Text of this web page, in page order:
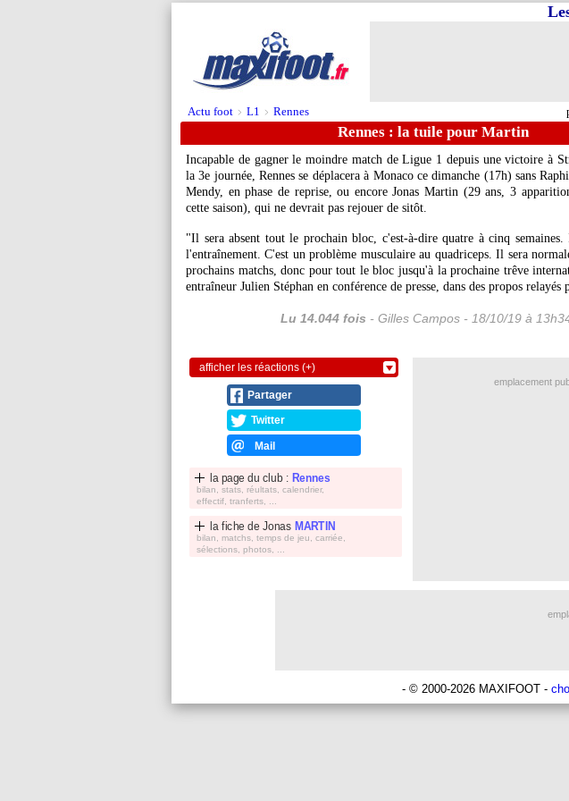
Actu foot > L1 > Rennes
Rennes : la tuile pour Martin
Incapable de gagner le moindre match de Ligue 1 depuis une victoire à
la 3e journée, Rennes se déplacera à Monaco ce dimanche (17h) sans
Mendy, en phase de reprise, ou encoreJonas Martin (29 ans, 3
cette saison), qui ne devrait pas rejouer de sitôt.
"Il sera absent tout le prochain bloc, c'est-à-dire quatre à cinq semaines.
l'entraînement. C'est un problème musculaire au quadriceps. Il sera
prochains matchs, donc pour tout le bloc jusqu'à la prochaine trêve
entraîneur Julien Stéphan en conférence de presse, dans des propos relayés
Lu 14.044 fois - Gilles Campos - 18/10/19 à
afficher les réactions (+)
Partager
Twitter
Mail
la page du club : Rennes
bilan, stats, réultats, calendrier,
effectif, tranferts, ...
la fiche de Jonas MARTIN
bilan, matchs, temps de jeu, carriée,
sélections, photos, ...
emplacement
- © 2000-2026 MAXIFOOT -